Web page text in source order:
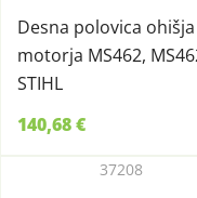
Desna polovica ohišja
motorja MS462,
STIHL
140,68 €
37208